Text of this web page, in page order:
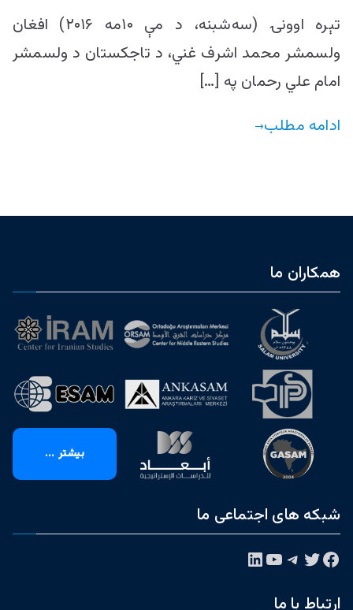
تېره اوونۍ (سه‌شبنه، د مې ۱۰مه ۲۰۱۶) افغان
ولسمشر محمد اشرف غني، د تاجکستان د ولسمشر
امام علي رحمان په […]
ادامه مطلب
همکاران ما
بیشتر ...
شبکه های اجتماعی ما
فیس‌بوکتوییتر تلگرام یوتیوبلینکداین
ارتباط با ما